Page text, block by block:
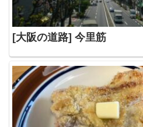
[大阪の道路] 今里筋